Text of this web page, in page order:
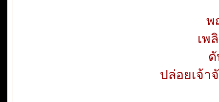
พ
เพ
ปล่อยเจ้า